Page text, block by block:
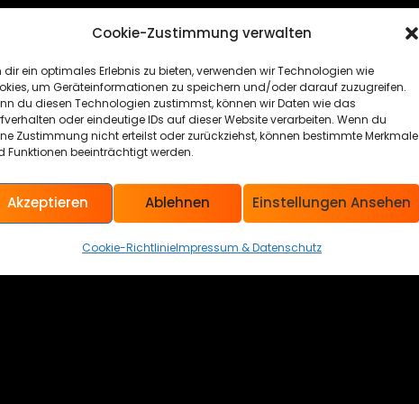
Cookie-Zustimmung verwalten
dir ein optimales Erlebnis zu bieten, verwenden wir Technologien wie
um Geräteinformationen zu speichern und/oder darauf zuzugreifen.
du diesen Technologien zustimmst, können wir Daten wie das
oder eindeutige IDs auf dieser Website verarbeiten. Wenn du
Zustimmung nicht erteilst oder zurückziehst, können bestimmte Merkmale
Funktionen beeinträchtigt werden.
Akzeptieren Ablehnen Einstellungen Ansehen
Cookie-RichtlinieImpressum & Datenschutz